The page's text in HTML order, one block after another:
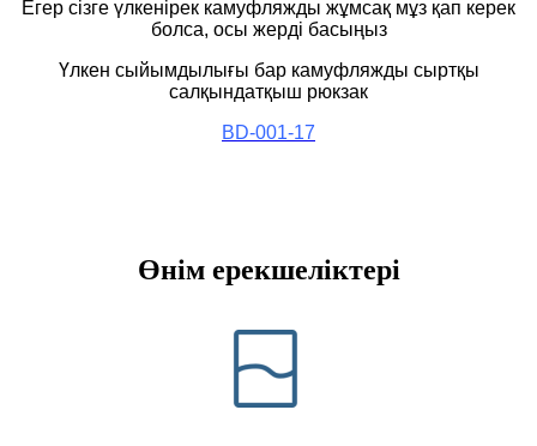
Егер сізге үлкенірек камуфляжды жұмсақ мұз қап керек
болса, осы жерді басыңыз
Үлкен сыйымдылығы бар камуфляжды сыртқы
салқындатқыш рюкзак
BD-001-17
Өнім ерекшеліктері